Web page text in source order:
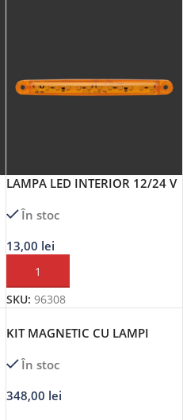
LAMPA LED INTERIOR 12/24 V
În stoc
13,00 lei
ADAUGĂ ÎN COȘ
SKU: 96308
KIT MAGNETIC CU LAMPI
În stoc
348,00 lei